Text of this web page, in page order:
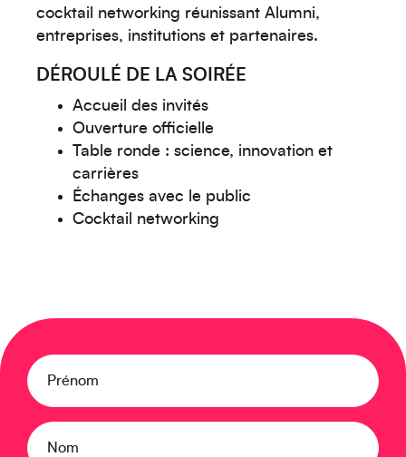
cocktail networking réunissant Alumni,
entreprises, institutions et partenaires.
DÉROULÉ DE LA SOIRÉE
Accueil des invités
Ouverture officielle
Table ronde : science, innovation et
carrières
Échanges avec le public
Cocktail networking
Prénom
Nom
Océanie
Créez votre événement